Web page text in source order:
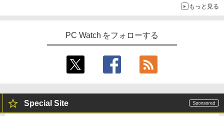
もっと見る
PC Watch をフォローする
Special Site